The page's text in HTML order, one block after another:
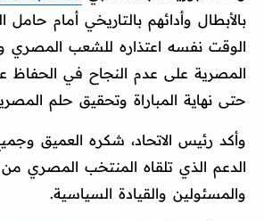
بالأبطال وأدائهم بالتاريخي أمام حامل
الوقت نفسه اعتذاره للشعب المصري
المصرية على عدم النجاح في الحفاظ
حتى نهاية المباراة وتحقيق حلم
وأكد رئيس الاتحاد، شكره العميق
الدعم الذي تلقاه المنتخب المصري من
والمسئولين والقيادة السياسية.